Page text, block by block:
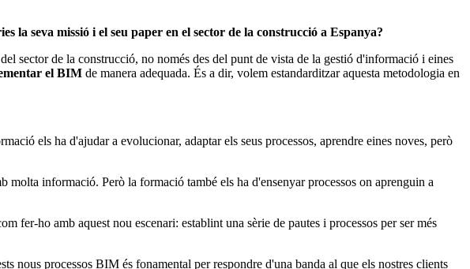
seva missió i el seu paper en el sector de la construcció a Espanya?
sector de la construcció, no només des del punt de vista de la gestió d'informació i eines
el BIM de manera adequada. És a dir, volem estandarditzar aquesta metodologia en
els ha d'ajudar a evolucionar, adaptar els seus processos, aprendre eines noves, però
informació. Però la formació també els ha d'ensenyar processos on aprenguin a
fer-ho amb aquest nou escenari: establint una sèrie de pautes i processos per ser més
nous processos BIM és fonamental per respondre d'una banda al que els nostres clients